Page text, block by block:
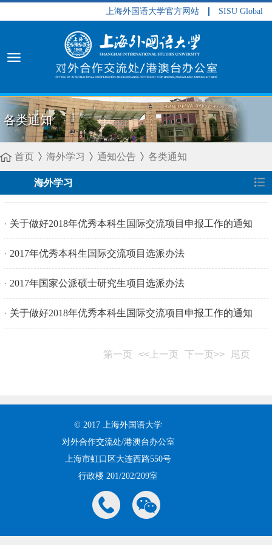
上海外国语大学官方网站 SISU Global
各类通知
首页 海外学习 通知公告 各类通知
海外学习
关于做好2018年优秀本科生国际交流项目申报工作的通知
2017年优秀本科生国际交流项目选派办法
2017年国家公派硕士研究生项目选派办法
关于做好2018年优秀本科生国际交流项目申报工作的通知
第一页 <<上一页 下一页>> 尾页
© 2017 上海外国语大学
对外合作交流处/港澳台办公室
上海市虹口区大连西路550号
行政楼 201/202/209室